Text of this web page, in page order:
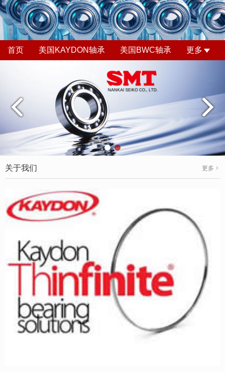
首页 美国KAYDON轴承 美国BWC轴承 更多
关于我们 更多